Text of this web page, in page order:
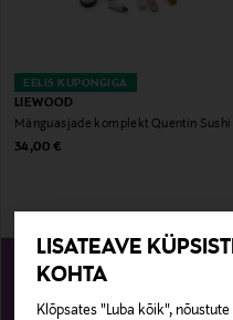
LISATEAVE
KOHTA
Klõpsates "Luba kõik",
EELIS KUPONGIGA
LIEWOOD
Mänguasjade komplekt Quentin Sushi
Original Price
34,00 €